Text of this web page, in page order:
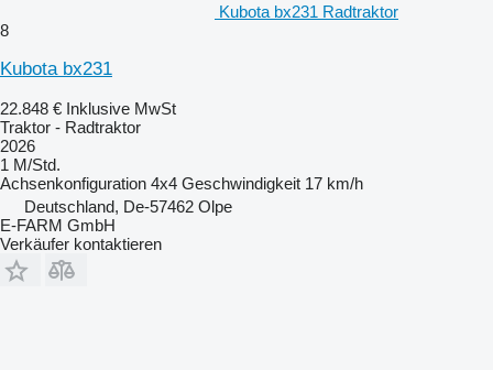
Kubota bx231 Radtraktor
8
Kubota bx231
22.848 € Inklusive MwSt
Traktor - Radtraktor
2026
1 M/Std.
Achsenkonfiguration 4x4 Geschwindigkeit 17 km/h
Deutschland, De-57462 Olpe
E-FARM GmbH
Verkäufer kontaktieren